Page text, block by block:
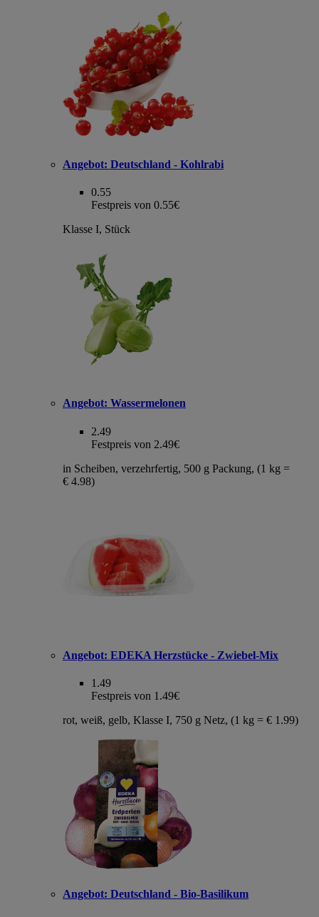
Angebot: Deutschland - Kohlrabi
0.55
Festpreis von 0.55€
Klasse I, Stück
Angebot: Wassermelonen
2.49
Festpreis von 2.49€
in Scheiben, verzehrfertig, 500 g Packung, (1 kg =
€ 4.98)
Angebot: EDEKA Herzstücke - Zwiebel-Mix
1.49
Festpreis von 1.49€
rot, weiß, gelb, Klasse I, 750 g Netz, (1 kg = € 1.99)
Angebot: Deutschland - Bio-Basilikum